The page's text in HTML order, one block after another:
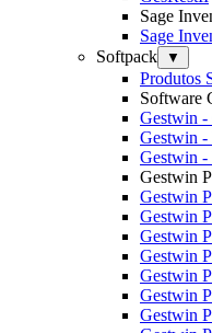
Sage
Sage
Softpack
▼
Produtos
Software
Gestwin -
Gestwin -
Gestwin -
Gestwin
Gestwin
Gestwin
Gestwin
Gestwin
Gestwin
Gestwin
Gestwin